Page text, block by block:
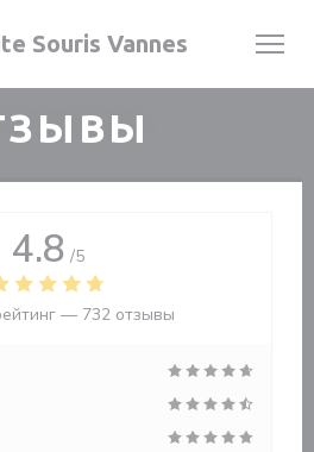
Souris Vannes
4.8 /5
— 732 отзывы